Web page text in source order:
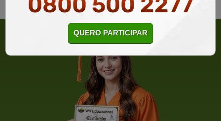
QUERO PARTICIPAR